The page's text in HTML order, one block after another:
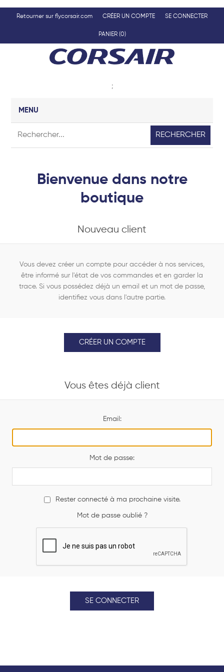
Retourner sur flycorsair.com CRÉER UN COMPTE SE CONNECTER
PANIER (0)
;
MENU
RECHERCHER
Bienvenue dans notre
boutique
Nouveau client
Vous devez créer un compte pour accéder à nos services,
être informé sur l'état de vos commandes et en garder la
trace. Si vous possédez déjà un email et un mot de passe,
identifiez vous dans l'autre partie.
CRÉER UN COMPTE
Vous êtes déjà client
Email:
Mot de passe:
Rester connecté à ma prochaine visite.
Mot de passe oublié ?
SE CONNECTER